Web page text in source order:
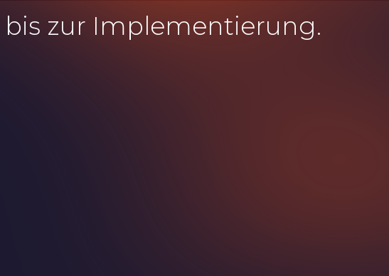
zur Implementierung.